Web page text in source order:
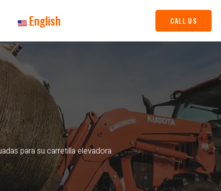
English CALL US
para su carretilla elevadora